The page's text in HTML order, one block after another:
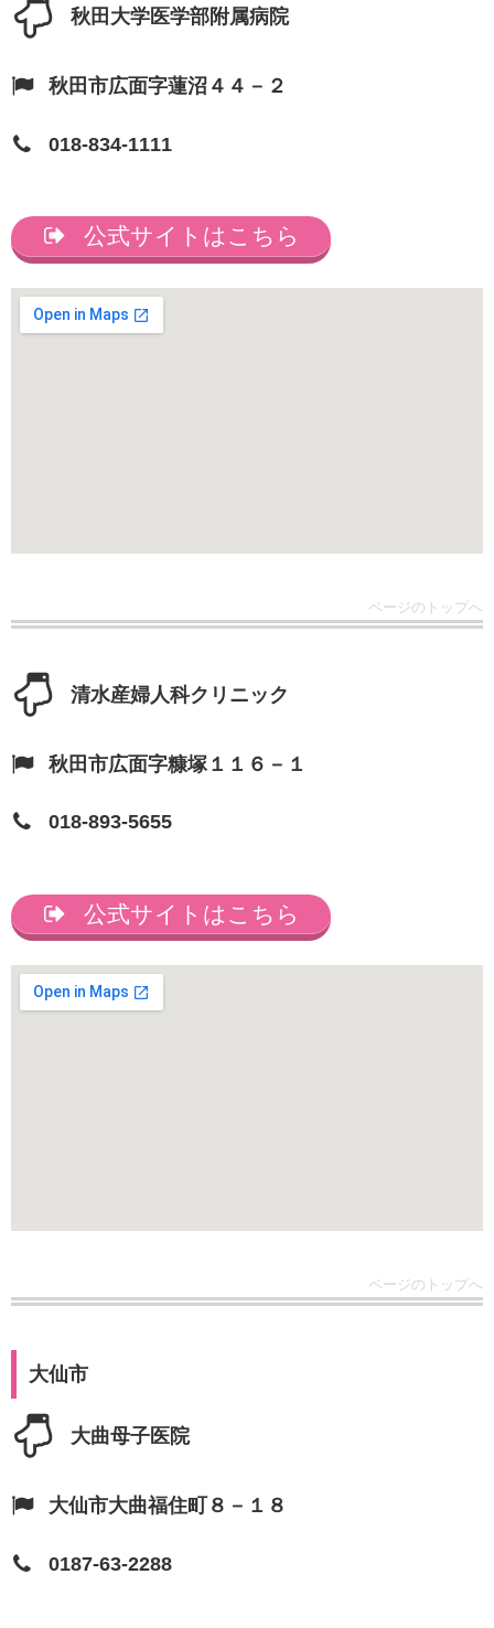
秋田大学医学部附属病院
秋田市広面字蓮沼４４－２
018-834-1111
公式サイトはこちら
ページのトップへ
清水産婦人科クリニック
秋田市広面字糠塚１１６－１
018-893-5655
公式サイトはこちら
ページのトップへ
大仙市
大曲母子医院
大仙市大曲福住町８－１８
0187-63-2288